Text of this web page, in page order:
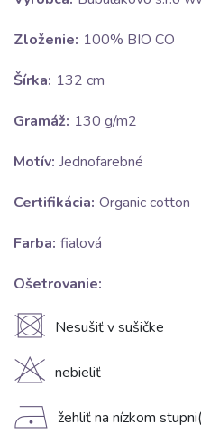
Zloženie: 100% BIO CO
Šírka: 132 cm
Gramáž: 130 g/m2
Motív: Jednofarebné
Certifikácia: Organic cotton
Farba: fialová
Ošetrovanie:
U Nesušiť v sušičke
H nebieliť
D žehliť na nízkom